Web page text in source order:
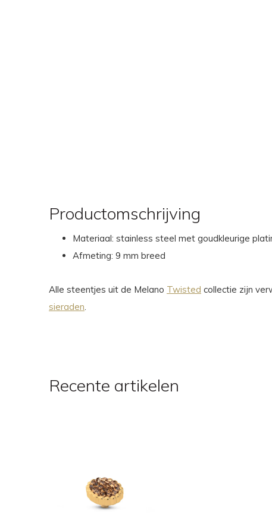
Productomschrijving
Materiaal: stainless steel met goudkleurige
Afmeting: 9 mm breed
Alle steentjes uit de Melano Twisted collectie zijn
sieraden.
Recente artikelen